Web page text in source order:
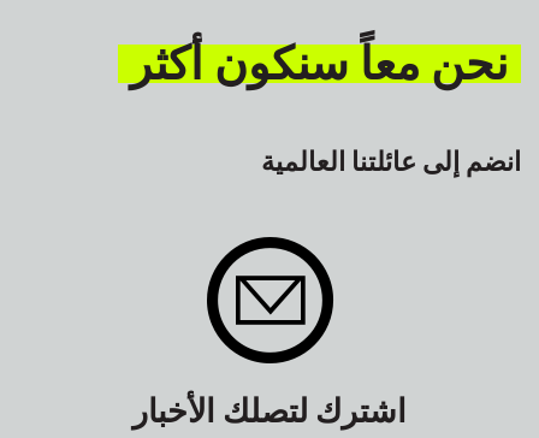
نحن معاً سنكون أكثر
انضم إلى عائلتنا العالمية
اشترك لتصلك الأخبار